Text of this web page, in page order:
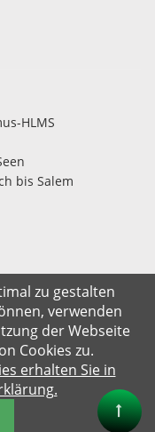
HLMS
bis Salem
zu gestalten
verwenden
der Webseite
Cookies zu.
erhalten Sie in